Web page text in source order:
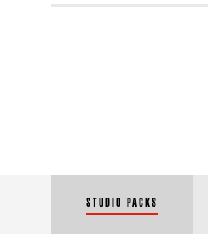
STUDIO PACKS